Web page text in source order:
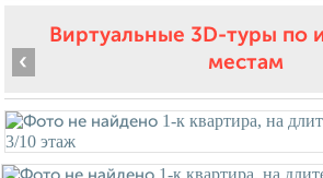
Виртуальные 3D-туры по
местам
‹